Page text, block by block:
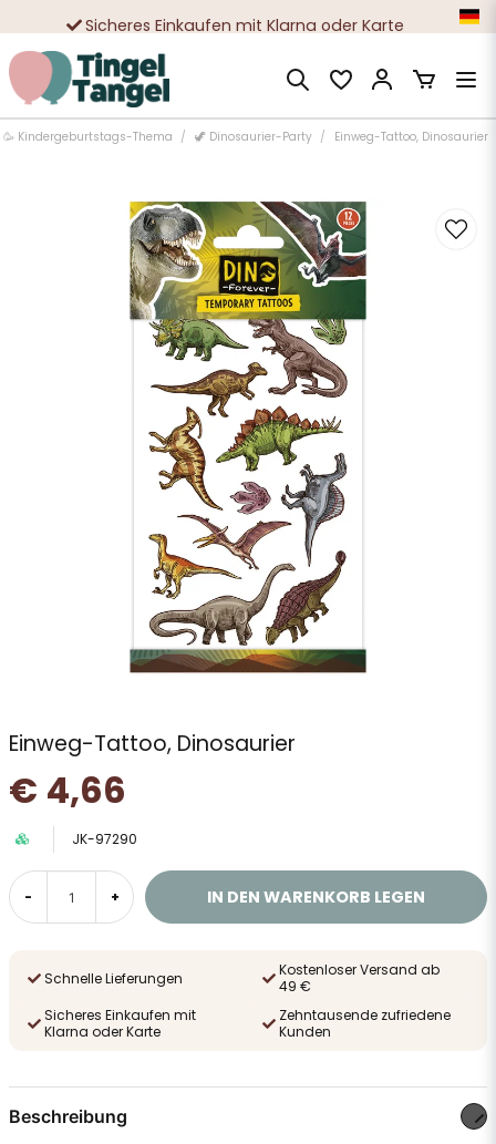
Sicheres Einkaufen mit Klarna oder Karte
Zehntausende zufriedene Kunden
🥳 Kindergeburtstags-Thema 🦖 Dinosaurier-Party Einweg-Tattoo, Dinosaurier
Einweg-Tattoo, Dinosaurier
€ 4,66
JK-97290
- + IN DEN WARENKORB LEGEN
Schnelle Lieferungen
Kostenloser Versand ab
49 €
Sicheres Einkaufen mit
Klarna oder Karte
Zehntausende zufriedene
Kunden
Beschreibung